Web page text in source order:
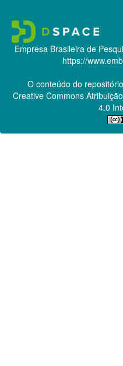
Empresa Brasileira de
https://
O conteúdo do
Creative Commons
4.0